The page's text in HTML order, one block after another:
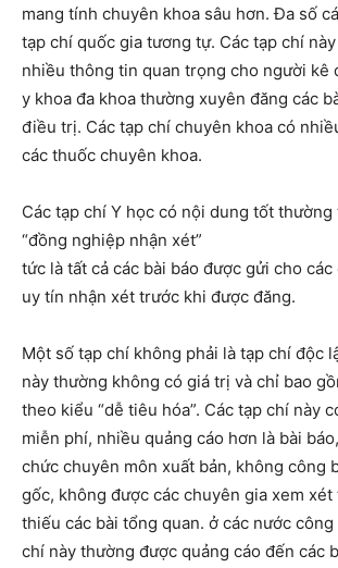
mang tính chuyên khoa sâu hơn. Đa số
tạp chí quốc gia tương tự. Các tạp chí
nhiều thông tin quan trọng cho người kê
y khoa đa khoa thường xuyên đăng các
điều trị. Các tạp chí chuyên khoa có
các thuốc chuyên khoa.
Các tạp chí Y học có nội dung tốt
“đồng nghiệp nhận xét”
tức là tất cả các bài báo được gửi cho
uy tín nhận xét trước khi được đăng.
Một số tạp chí không phải là tạp chí độc
này thường không có giá trị và chỉ bao
theo kiểu “dễ tiêu hóa”. Các tạp chí này
miễn phí, nhiều quảng cáo hơn là bài
chức chuyên môn xuất bản, không công
gốc, không được các chuyên gia xem
thiếu các bài tổng quan. ở các nước
chí này thường được quảng cáo đến các